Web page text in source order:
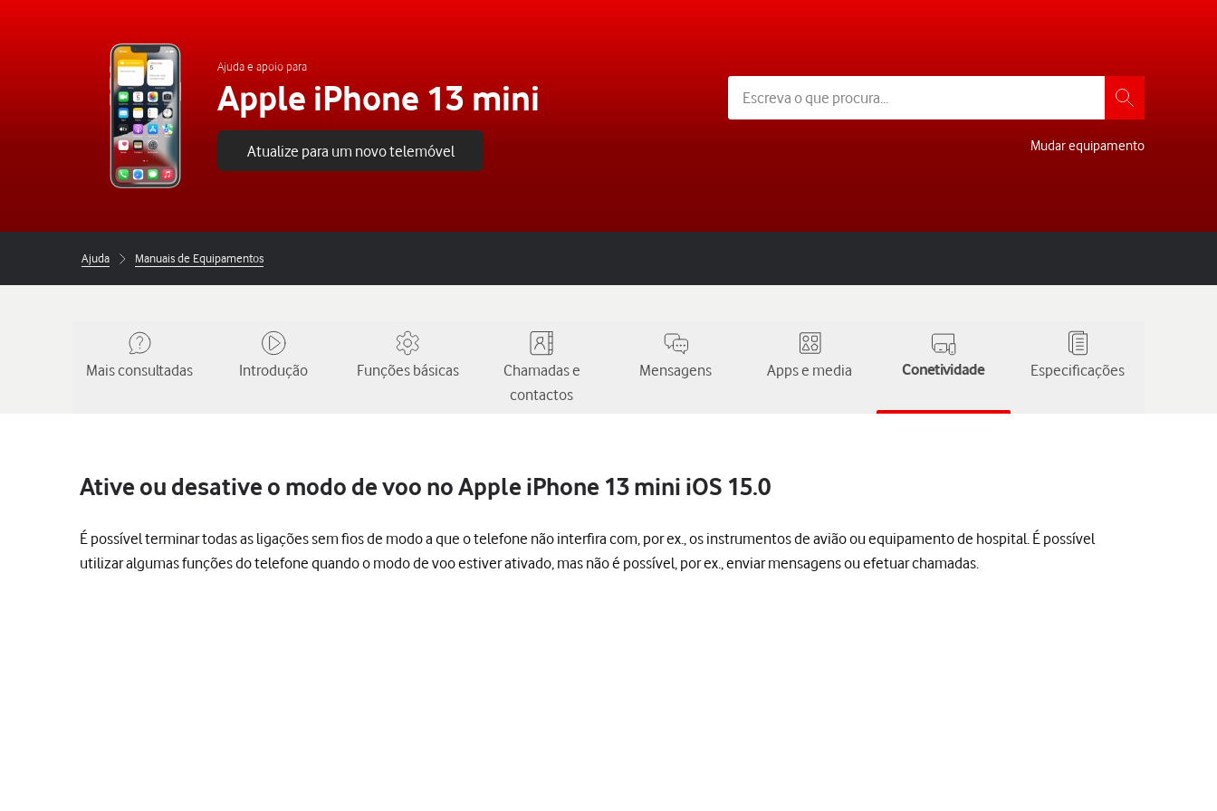
Ajuda e apoio para
Apple iPhone 13 mini
Atualize para um novo telemóvel Mudar equipamento
Ajuda Manuais de Equipamentos
Mais consultadas Introdução Funções básicas
Chamadas e
contactos
Mensagens Apps e media Conetividade Especificações
Ative ou desative o modo de voo no Apple iPhone 13 mini iOS 15.0
É possível terminar todas as ligações sem fios de modo a que o telefone não interfira com, por ex., os instrumentos de avião ou equipamento de hospital. É possível
utilizar algumas funções do telefone quando o modo de voo estiver ativado, mas não é possível, por ex., enviar mensagens ou efetuar chamadas.